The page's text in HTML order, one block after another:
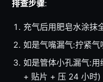
排查步骤:
充气后用肥皂水涂抹
如是气嘴漏气:拧紧气
如是管体小孔漏气:
+ 贴片 + 压 24 小时)